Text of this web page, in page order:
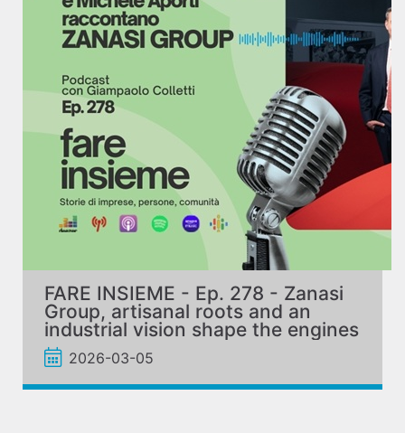
FARE INSIEME - Ep. 278 - Zanasi
Group, artisanal roots and an
industrial vision shape the engines
of the future
2026-03-05